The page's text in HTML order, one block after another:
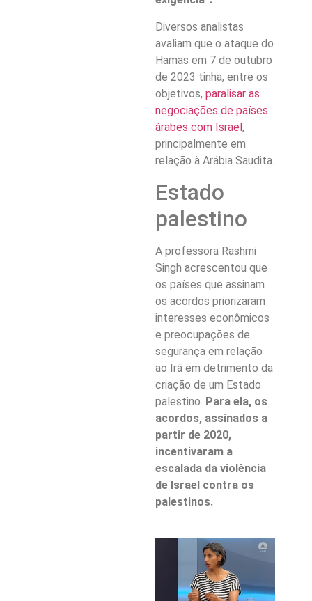
Diversos analistas
avaliam que o ataque do
Hamas em 7 de outubro
de 2023 tinha, entre os
objetivos,paralisar as
negociações de países
árabes com Israel,
principalmente em
relação à Arábia Saudita.
Estado
palestino
A professora Rashmi
Singh acrescentou que
os países que assinam
os acordos priorizaram
interesses econômicos
e preocupações de
segurança em relação
ao Irã em detrimento da
criação de um Estado
palestino. Para ela, os
acordos, assinados a
partir de 2020,
incentivaram a
escalada da violência
de Israel contra os
palestinos.